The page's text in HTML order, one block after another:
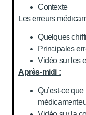
Contexte
Les erreurs
Quelques
Principales
Vidéo sur les
Après-midi :
Qu’est-ce